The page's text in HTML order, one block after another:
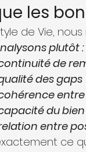
les
de Vie,
plutôt :
de
des gaps
du bien
entre
ce